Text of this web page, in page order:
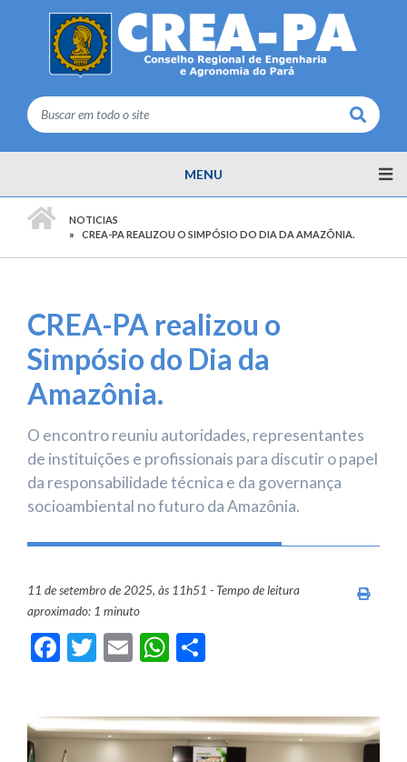
Buscar
MENU
NOTICIAS
CREA-PA REALIZOU O SIMPÓSIO DO DIA DA AMAZÔNIA.
CREA-PA realizou o
Simpósio do Dia da
Amazônia.
O encontro reuniu autoridades, representantes
de instituições e profissionais para discutir o papel
da responsabilidade técnica e da governança
socioambiental no futuro da Amazônia.
11 de setembro de 2025, às 11h51 - Tempo de leitura
aproximado: 1 minuto
Facebook
Twitter
EmailWhatsApp